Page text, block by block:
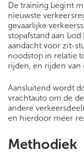
De training begint
nieuwste
gevaarlijke
stopafstand aan
aandacht voor zit-
noodstop in relatie
rijden, en rijden van
Aansluitend wordt
vrachtauto om de
andere
en hierdoor meer
Methodiek